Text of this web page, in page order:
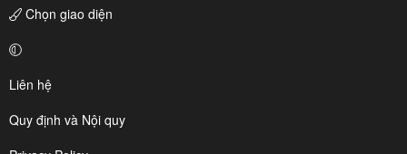
Chọn giao diện
Liên hệ
Quy định và Nội quy